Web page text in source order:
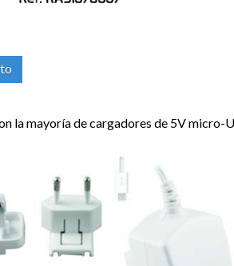
la mayoría de cargadores de 5V micro-